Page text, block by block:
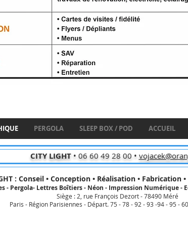
PERGOLA SLEEP BOX / POD ACCUEIL
CITY LIGHT• 06 60 49 28 00 •
: Conseil • Conception • Réalisation • Fabrication
- Pergola- Lettres Boîtiers - Néon - Impression Numérique -
Siège : 2, rue François Dezort - 78490 Méré
Paris - Région Parisiennes - Départ. 75 - 78 - 92 - 93 -94 - 95 -